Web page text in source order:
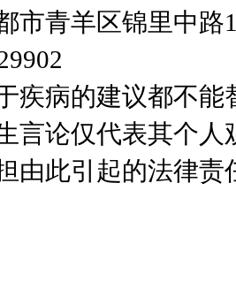
市青羊区锦里中
疾病的建议都不
言论仅代表其个
由此引起的法律责